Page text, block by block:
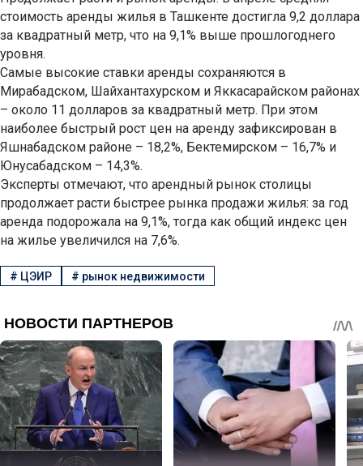
стоимость аренды жилья в Ташкенте достигла 9,2 доллара
за квадратный метр, что на 9,1% выше прошлогоднего
уровня.
Самые высокие ставки аренды сохраняются в
Мирабадском, Шайхантахурском и Яккасарайском районах
– около 11 долларов за квадратный метр. При этом
наиболее быстрый рост цен на аренду зафиксирован в
Яшнабадском районе – 18,2%, Бектемирском – 16,7% и
Юнусабадском – 14,3%.
Эксперты отмечают, что арендный рынок столицы
продолжает расти быстрее рынка продажи жилья: за год
аренда подорожала на 9,1%, тогда как общий индекс цен
на жилье увеличился на 7,6%.
# ЦЭИР # рынок недвижимости